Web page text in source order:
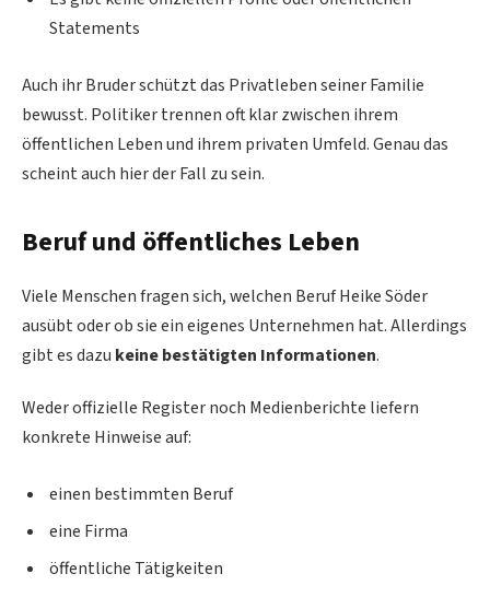
Statements
Auch ihr Bruder schützt das Privatleben seiner Familie
bewusst. Politiker trennen oft klar zwischen ihrem
öffentlichen Leben und ihrem privaten Umfeld. Genau das
scheint auch hier der Fall zu sein.
Beruf und öffentliches Leben
Viele Menschen fragen sich, welchen Beruf Heike Söder
ausübt oder ob sie ein eigenes Unternehmen hat. Allerdings
gibt es dazu keine bestätigten Informationen.
Weder offizielle Register noch Medienberichte liefern
konkrete Hinweise auf:
einen bestimmten Beruf
eine Firma
öffentliche Tätigkeiten